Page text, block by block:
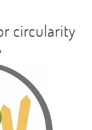
circularity